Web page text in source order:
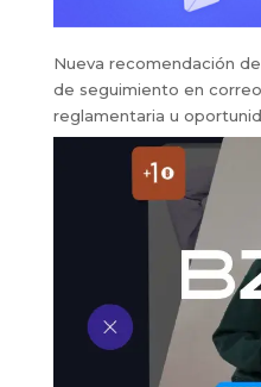
Nueva recomendación
de seguimiento en
reglamentaria u